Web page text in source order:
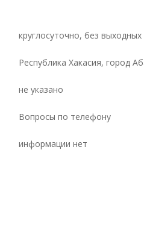
круглосуточно, без выходных
Республика Хакасия, город
не указано
Вопросы по телефону
информации нет